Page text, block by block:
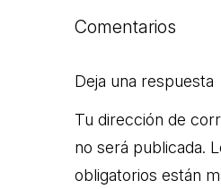
Comentarios
Deja una respuesta
Tu dirección de
no será publicada.
obligatorios están